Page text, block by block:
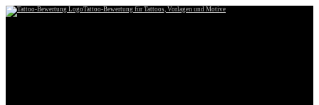
Tattoo-Bewertung für Tattoos, Vorlagen und Motive